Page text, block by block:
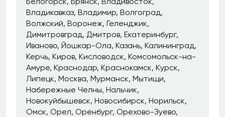
Владикавказ Владимир Волгоград
Волжский Воронеж Геленджик
Димитровград Дмитров Екатеринбург
Иваново Йошкар-Ола Казань Калининград
Керчь Киров Кисловодск Комсомольск-на-
Амуре Краснодар Краснокамск Курск
Липецк Москва Мурманск Мытищи
Набережные Челны Нальчик
Новокуйбышевск Новосибирск Норильск
Омск Орел Оренбург Орехово-Зуево